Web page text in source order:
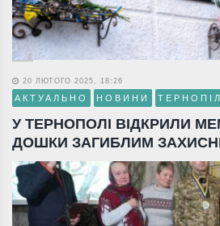
20 ЛЮТОГО 2025, 18:26
АКТУАЛЬНО НОВИНИ
У ТЕРНОПОЛІ ВІДКРИЛИ
ДОШКИ ЗАГИБЛИМ